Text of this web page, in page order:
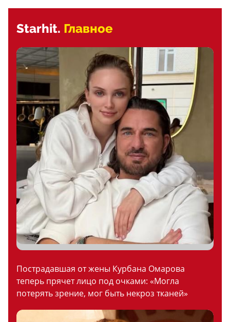
Starhit. Главное
Пострадавшая от жены Курбана Омарова
теперь прячет лицо под очками: «Могла
потерять зрение, мог быть некроз тканей»